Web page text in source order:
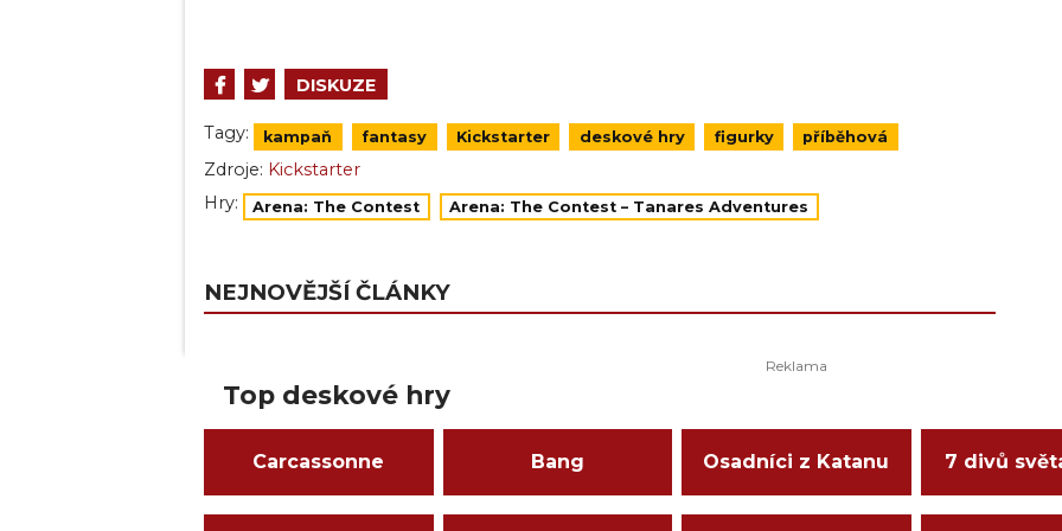
DISKUZE
Tagy: kampaň fantasy Kickstarter deskové hry figurky příběhová
Zdroje: Kickstarter
Hry:
Arena: The Contest Arena: The Contest – Tanares Adventures
NEJNOVĚJŠÍ ČLÁNKY
Top deskové hry
Carcassonne Bang Osadníci z Katanu 7 divů